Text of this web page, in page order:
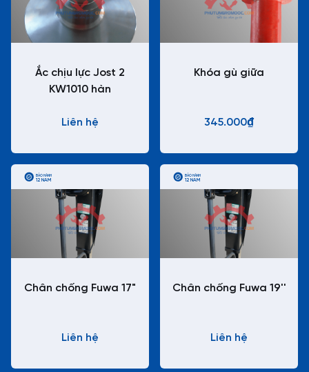
Ắc chịu lực Jost 2
KW1010 hàn
Liên hệ
Khóa gù giữa
345.000₫
BẢO HÀNH
12 NĂM
Chân chống Fuwa 17"
Liên hệ
BẢO HÀNH
12 NĂM
Chân chống Fuwa 19''
Liên hệ